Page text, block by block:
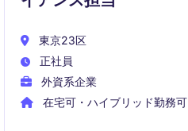
東京23区
正社員
外資系企業
在宅可・ハイブリッド勤務可